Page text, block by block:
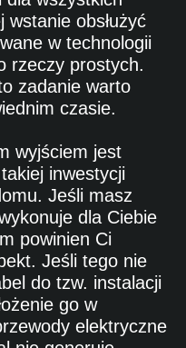
obsłużyć
w technologii
rzeczy prostych.
zadanie warto
czasie.
wyjściem jest
inwestycji
Jeśli masz
dla Ciebie
powinien Ci
Jeśli tego nie
do tzw. instalacji
go w
elektryczne